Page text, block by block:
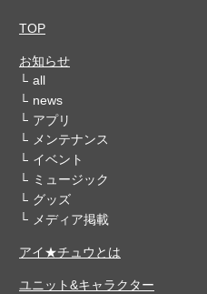
TOP
お知らせ
all
news
アプリ
メンテナンス
イベント
ミュージック
グッズ
メディア掲載
アイ★チュウとは
ユニット&キャラクター